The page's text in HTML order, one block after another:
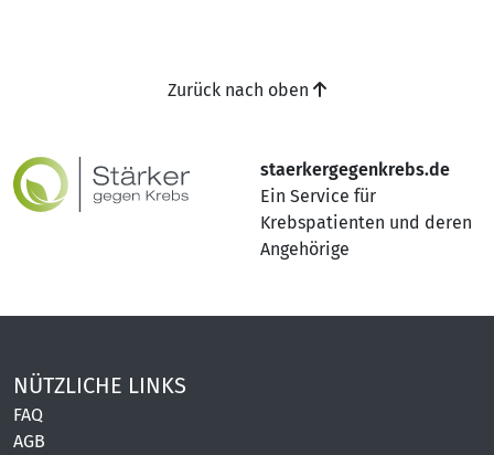
staerkergegenkrebs.de
Ein Service für
Krebspatienten und deren
Angehörige
Zurück nach oben
NÜTZLICHE LINKS
FAQ
AGB